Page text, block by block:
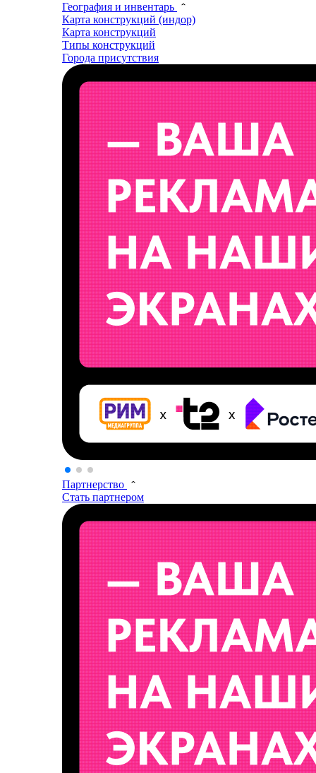
География и инвентарь
Карта конструкций (индор)
Карта конструкций
Типы конструкций
Города присутствия
Партнерство
Стать партнером